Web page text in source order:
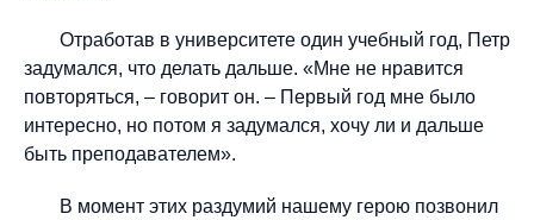
Отработав в университете один учебный год, Петр
задумался, что делать дальше. «Мне не нравится
повторяться, – говорит он. – Первый год мне было
интересно, но потом я задумался, хочу ли и дальше
быть преподавателем».
В момент этих раздумий нашему герою позвонил